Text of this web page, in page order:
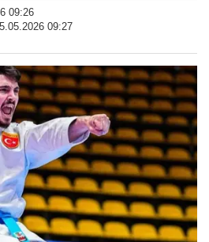
09:26
09:27